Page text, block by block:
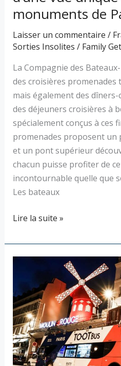
monuments de
Laisser un commentaire /
Sorties Insolites / Family
La Compagnie des
des croisières promenades
mais également des
des déjeuners croisières à
spécialement conçus à ces
promenades proposent un
et un pont supérieur
chacun puisse profiter de
incontournable quelle que
Les bateaux
Lire la suite »
Tootbus
Visitez
Paris
en
Bus
à
toit